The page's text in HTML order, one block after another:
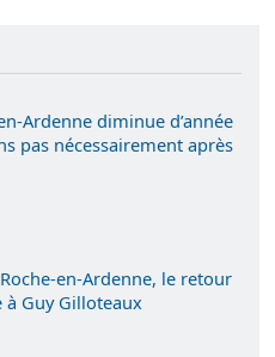
Ardenne diminue d’année
pas nécessairement après
en-Ardenne, le retour
à Guy Gilloteaux